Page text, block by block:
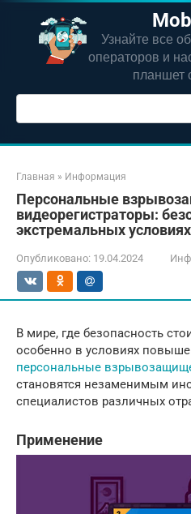
Перейти
контенту
Узнайте все
операторов и
планшет
Поиск:
Главная » Информация
Персональные
видеорегистраторы:
экстремальных условиях
Опубликовано: 19.04.2024
В мире, где безопасность
особенно в условиях
персональные
становятся незаменимым
специалистов различных
Применение